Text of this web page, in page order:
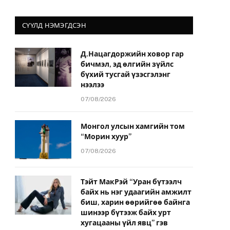
СҮҮЛД НЭМЭГДСЭН
Д.Нацагдоржийн ховор гар
бичмэл, эд өлгийн зүйлс
бүхий тусгай үзэсгэлэнг
нээлээ
07/08/2026
Монгол улсын хамгийн том
“Морин хуур”
07/08/2026
Тэйт МакРэй “Уран бүтээлч
байх нь нэг удаагийн амжилт
биш, харин өөрийгөө байнга
шинээр бүтээж байх урт
хугацааны үйл явц” гэв